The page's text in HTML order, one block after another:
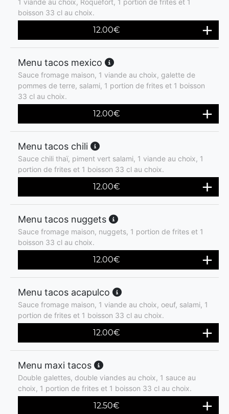
1 viande au choix, Roquefort, 1 portion de frites et 1
boisson 33 cl au choix.
12.00€
Menu tacos mexico
Sauce fromage maison, 1 viande au choix, galette de
pommes de terre, salami, 1 portion de frites et 1 boisson
33 cl au choix.
12.00€
Menu tacos chili
Sauce chili thaï, piment vert salami, 1 viande au choix, 1
portion de frites et 1 boisson 33 cl au choix.
12.00€
Menu tacos nuggets
Sauce fromage maison, nuggets, 1 portion de frites et 1
boisson 33 cl au choix.
12.00€
Menu tacos acapulco
Sauce fromage maison, 1 viande au choix, oeuf, salami, 1
portion de frites et 1 boisson 33 cl au choix.
12.00€
Menu maxi tacos
Double galettes, double viandes au choix, 1 sauce au
choix, 1 portion de frites et 1 boisson 33 cl au choix.
12.50€